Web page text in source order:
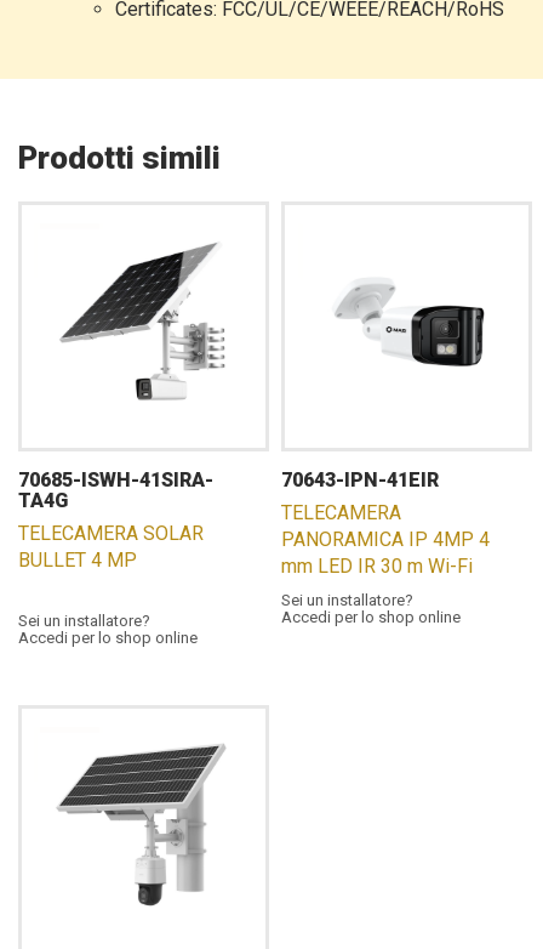
Certificates: FCC/UL/CE/WEEE/REACH/RoHS
Prodotti simili
70685-ISWH-41SIRA-
TA4G
TELECAMERA SOLAR
BULLET 4 MP
Sei un installatore?
Accedi per lo shop online
70643-IPN-41EIR
TELECAMERA
PANORAMICA IP 4MP 4
mm LED IR 30 m Wi-Fi
Sei un installatore?
Accedi per lo shop online